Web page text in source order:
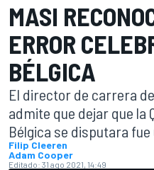
MASI
ERROR
BÉLGICA
El director de carrera
admite que dejar que la
Bélgica se disputara
Filip Cleeren
Adam Cooper
Editado: 31 ago 2021, 14:49